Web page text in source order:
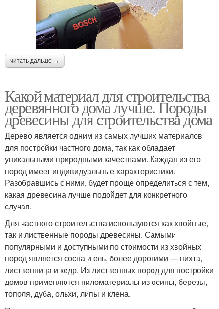
читать дальше →
Какой материал для строительства
деревянного дома лучше. Породы
древесины для строительства дома
Дерево является одним из самых лучших материалов
для постройки частного дома, так как обладает
уникальными природными качествами. Каждая из его
пород имеет индивидуальные характеристики.
Разобравшись с ними, будет проще определиться с тем,
какая древесина лучше подойдет для конкретного
случая.
Для частного строительства используются как хвойные,
так и лиственные породы древесины. Самыми
популярными и доступными по стоимости из хвойных
пород является сосна и ель, более дорогими — пихта,
лиственница и кедр. Из лиственных пород для постройки
домов применяются пиломатериалы из осины, березы,
тополя, дуба, ольхи, липы и клена.